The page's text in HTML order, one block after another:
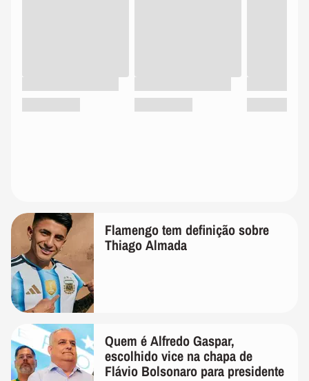
Flamengo tem definição sobre
Thiago Almada
Quem é Alfredo Gaspar,
escolhido vice na chapa de
Flávio Bolsonaro para presidente